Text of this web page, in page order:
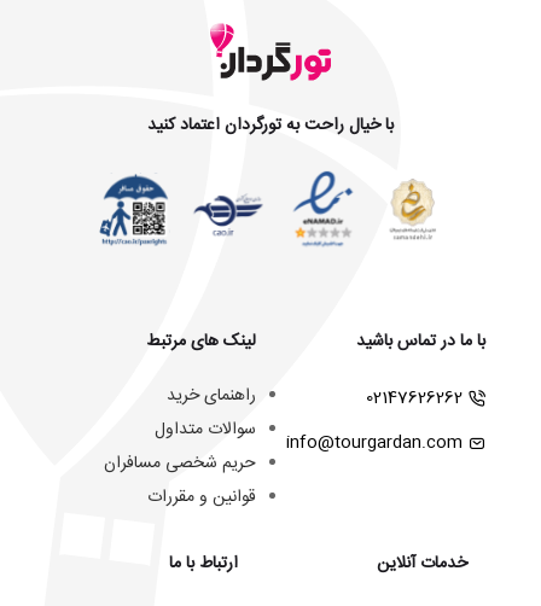
با خیال راحت به تورگردان اعتماد کنید
با ما در تماس باشید
02147626262
info@tourgardan.com
خدمات آنلاین
لینک های مرتبط
راهنمای خرید
سوالات متداول
حریم شخصی مسافران
قوانین و مقررات
ارتباط با ما